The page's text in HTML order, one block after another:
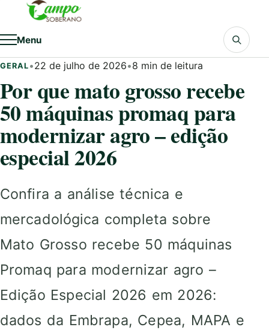
Pular para o conteúdo
Menu
GERAL •22 de julho de 2026•8 min de leitura
Por que mato grosso recebe
50 máquinas promaq para
modernizar agro – edição
especial 2026
Confira a análise técnica e
mercadológica completa sobre
Mato Grosso recebe 50 máquinas
Promaq para modernizar agro –
Edição Especial 2026 em 2026:
dados da Embrapa, Cepea, MAPA e